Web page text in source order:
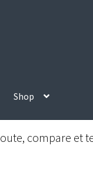
Shop
compare et